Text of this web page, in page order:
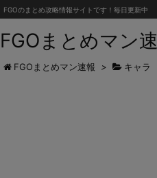
FGOまとめマン
FGOのまとめ攻略情報サイトです！毎日更新中
FGOまとめマン速報 > キャラ